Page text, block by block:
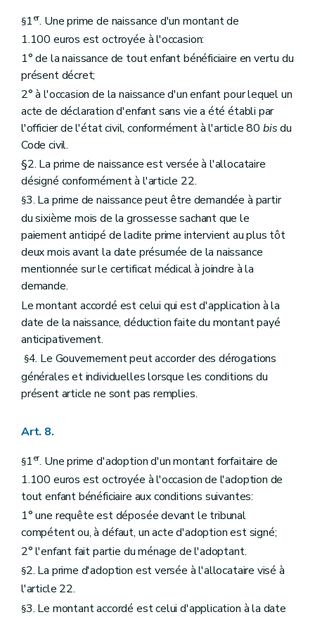
§1er. Une prime de naissance d'un montant de
1.100 euros est octroyée à l'occasion:
1° de la naissance de tout enfant bénéficiaire en vertu du
présent décret;
2° à l'occasion de la naissance d'un enfant pour lequel un
acte de déclaration d'enfant sans vie a été établi par
l'officier de l'état civil, conformément à l'article 80 bisdu
Code civil.
§2. La prime de naissance est versée à l'allocataire
désigné conformément à l'article 22.
§3. La prime de naissance peut être demandée à partir
du sixième mois de la grossesse sachant que le
paiement anticipé de ladite prime intervient au plus tôt
deux mois avant la date présumée de la naissance
mentionnée sur le certificat médical à joindre à la
demande.
Le montant accordé est celui qui est d'application à la
date de la naissance, déduction faite du montant payé
anticipativement.
§4. Le Gouvernement peut accorder des dérogations
générales et individuelles lorsque les conditions du
présent article ne sont pas remplies.
Art. 8.
§1er. Une prime d'adoption d'un montant forfaitaire de
1.100 euros est octroyée à l'occasion de l'adoption de
tout enfant bénéficiaire aux conditions suivantes:
1° une requête est déposée devant le tribunal
compétent ou, à défaut, un acte d'adoption est signé;
2° l'enfant fait partie du ménage de l'adoptant.
§2. La prime d'adoption est versée à l'allocataire visé à
l'article 22.
§3. Le montant accordé est celui d'application à la date